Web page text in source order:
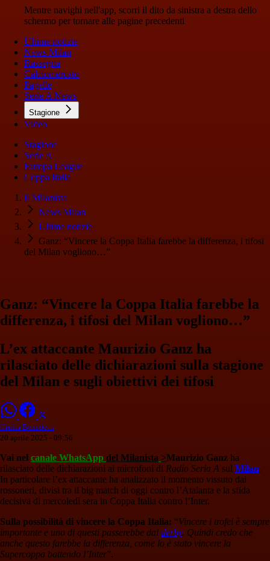
Mentre navighi nell'app, scorri il dito da sinistra a destra dello
schermo per tornare alle pagine precedenti
Ultime notizie
News Milan
Rassegna
Calciomercato
Pagelle
Serie A News
Stagione
Video
Stagione
Serie A
Europa League
Coppa Italia
Il Milanista
News Milan
Ultime notizie
Ganz: “Vincere la Coppa Italia farebbe la differenza, i tifosi
del Milan vogliono…”
Ganz: “Vincere la Coppa Italia farebbe la
differenza, i tifosi del Milan vogliono…”
L’ex attaccante Maurizio Ganz ha
rilasciato delle dichiarazioni sulla stagione
del Milan e sugli obiettivi dei tifosi
Giulia Benedetti
20 aprile 2025 - 09:56
Vai nel canale WhatsApp del Milanista >Maurizio Ganz ha
rilasciato delle dichiarazioni ai microfoni di Radio Seria A sul Milan.
In particolare l’ex attaccante ha analizzato il momento vissuto dai
rossoneri, divisi tra il big match di oggi contro l’Atalanta e la sfida
decisiva di mercoledì sera in Coppa Italia contro l’Inter.
Sulla possibilità di vincere la Coppa Italia: “Vincere i trofei è sempre
importante e uno di questi passerebbe dal derby. Quindi credo che
anche questo farebbe la differenza, come lo è stato vincere la
Supercoppa battendo l’Inter”.